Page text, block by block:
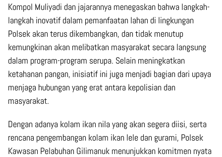
Kompol Muliyadi dan jajarannya menegaskan bahwa langkah-
langkah inovatif dalam pemanfaatan lahan di lingkungan
Polsek akan terus dikembangkan, dan tidak menutup
kemungkinan akan melibatkan masyarakat secara langsung
dalam program-program serupa. Selain meningkatkan
ketahanan pangan, inisiatif ini juga menjadi bagian dari upaya
menjaga hubungan yang erat antara kepolisian dan
masyarakat.
Dengan adanya kolam ikan nila yang akan segera diisi, serta
rencana pengembangan kolam ikan lele dan gurami, Polsek
Kawasan Pelabuhan Gilimanuk menunjukkan komitmen nyata